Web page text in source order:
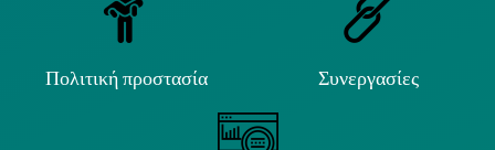
Πολιτική προστασία Συνεργασίες